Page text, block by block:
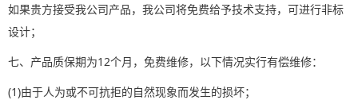
如果贵方接受我公司产品，我公司将免费给予技术支持，可进行非标
设计；
七、产品质保期为12个月，免费维修，以下情况实行有偿维修：
(1)由于人为或不可抗拒的自然现象而发生的损坏；